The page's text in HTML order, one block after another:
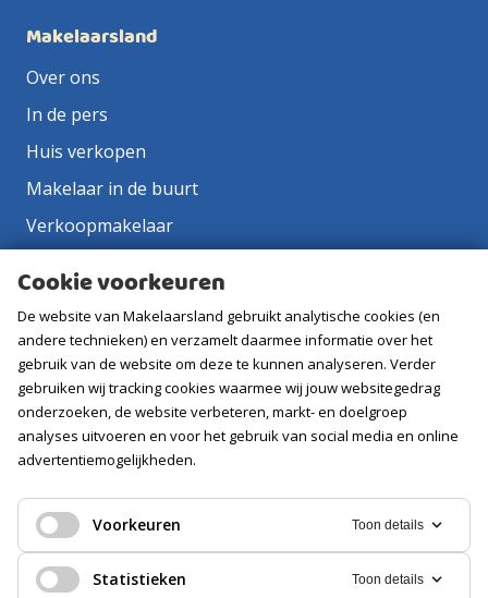
Makelaarsland
Over ons
In de pers
Huis verkopen
Makelaar in de buurt
Verkoopmakelaar
Vacatures
Volg ons
Cookie voorkeuren
De website van Makelaarsland gebruikt analytische cookies (en
andere technieken) en verzamelt daarmee informatie over het
gebruik van de website om deze te kunnen analyseren. Verder
gebruiken wij tracking cookies waarmee wij jouw websitegedrag
onderzoeken, de website verbeteren, markt- en doelgroep
analyses uitvoeren en voor het gebruik van social media en online
advertentiemogelijkheden.
Voorkeuren Toon details
Statistieken Toon details